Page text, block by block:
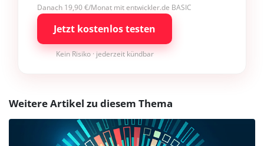
Danach 19,90 €/Monat mit entwickler.de BASIC
Jetzt kostenlos testen
Kein Risiko · jederzeit kündbar
Weitere Artikel zu diesem Thema